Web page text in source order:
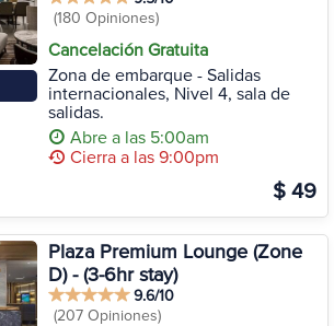
(180 Opiniones)
Cancelación Gratuita
Zona de embarque - Salidas
internacionales, Nivel 4, sala de
salidas.
Abre a las 5:00am
Cierra a las 9:00pm
$ 49
Plaza Premium Lounge (Zone
D) - (3-6hr stay)
9.6/10
(207 Opiniones)